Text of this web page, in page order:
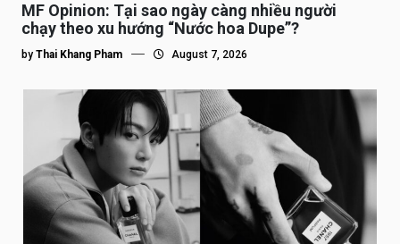
MF Opinion: Tại sao ngày càng nhiều người
chạy theo xu hướng “Nước hoa Dupe”?
by Thai Khang Pham August 7, 2026